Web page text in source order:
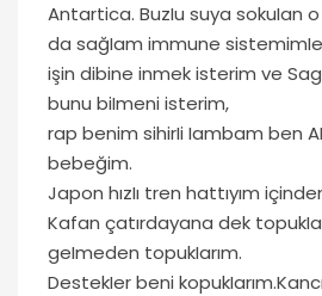
Antartica. BuzIu suya sokuIan
da sağIam immune sistemimIe
işin dibine inmek isterim ve
bunu biImeni isterim,
rap benim sihirIi Iambam ben
bebeğim.
Japon hızIı tren hattıyım
Kafan çatırdayana dek
geImeden topukIarım.
DestekIer beni